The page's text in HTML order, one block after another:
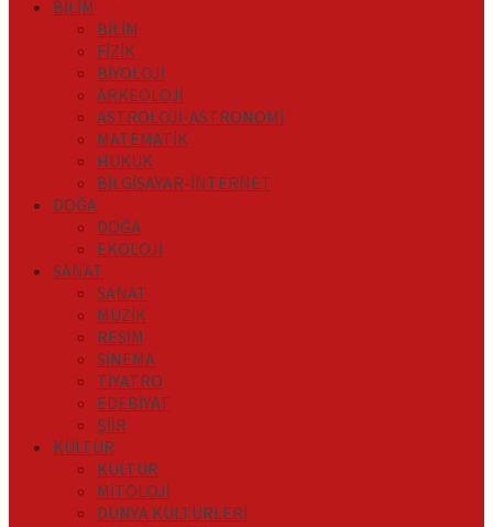
BİLİM
BİLİM
FİZİK
BİYOLOJİ
ARKEOLOJİ
ASTROLOJİ-ASTRONOMİ
MATEMATİK
HUKUK
BİLGİSAYAR-İNTERNET
DOĞA
DOĞA
EKOLOJİ
SANAT
SANAT
MÜZİK
RESİM
SİNEMA
TİYATRO
EDEBİYAT
ŞİİR
KÜLTÜR
KÜLTÜR
MİTOLOJİ
DÜNYA KÜLTÜRLERİ